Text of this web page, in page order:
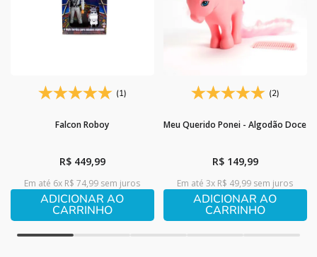
(1)
Falcon Roboy
R$ 449,99
Em até 6x R$ 74,99 sem juros
ADICIONAR AO
CARRINHO
(2)
Meu Querido Ponei - Algodão Doce
R$ 149,99
Em até 3x R$ 49,99 sem juros
ADICIONAR AO
CARRINHO